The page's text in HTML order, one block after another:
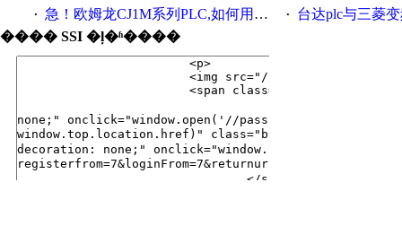
· 急！欧姆龙CJ1M系列PLC,如何用时间控制变频器。要求时间在组态王中可以自由输入！拜托各位大神了！ ·
台达plc与三菱
���� SSI �ļ�ʱ����